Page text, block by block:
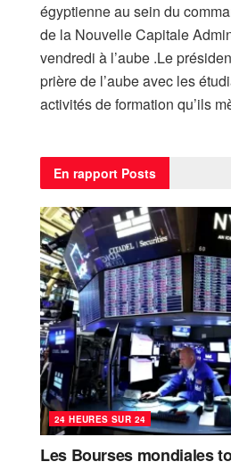
égyptienne au sein du
de la Nouvelle Capitale
vendredi à l’aube .Le
prière de l’aube avec les
activités de formation qu’ils
En rapport Posts
24 HEURES SUR 24
Les Bourses mondiales